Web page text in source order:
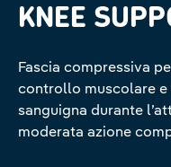
KNEE
Fascia compressiva
controllo muscolare
sanguigna durante
moderata azione